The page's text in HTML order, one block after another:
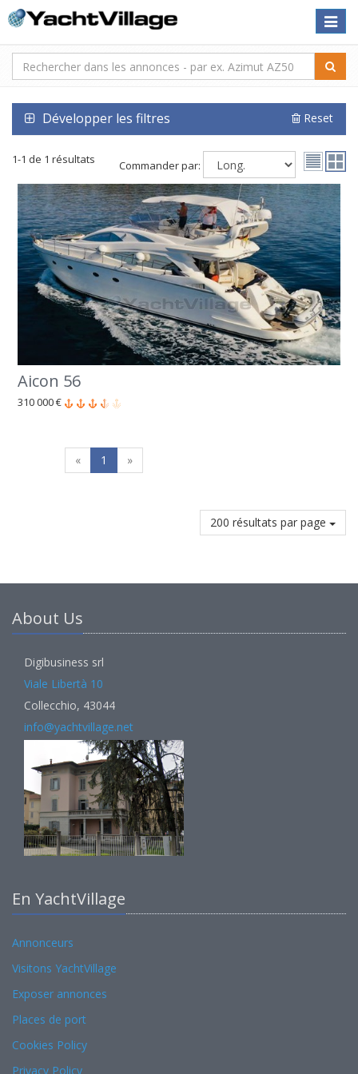
Toggle
Développer les filtres Reset
1-1 de 1 résultats Commander par:
Aicon 56
310 000 €
« 1 »
200 résultats par page
About Us
Digibusiness srl
Viale Libertà 10
Collecchio, 43044
info@yachtvillage.net
En YachtVillage
Annonceurs
Visitons YachtVillage
Exposer annonces
Places de port
Cookies Policy
Privacy Policy